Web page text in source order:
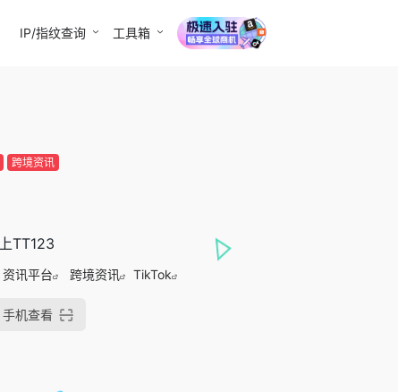
IP/指纹查询 工具箱
跨境资讯
TT123
资讯平台 跨境资讯 TikTok
手机查看